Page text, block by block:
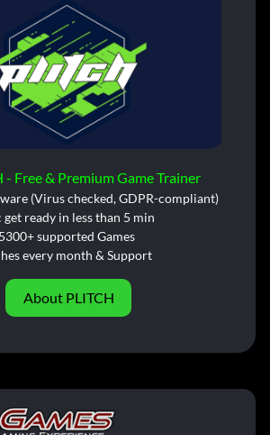
- Free & Premium Game Trainer
(Virus checked, GDPR-compliant)
get ready in less than 5 min
supported Games
every month & Support
About PLITCH